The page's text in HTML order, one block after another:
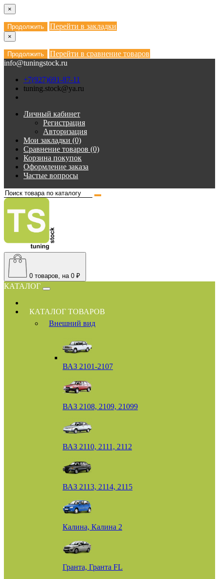
×
Продолжить Перейти в закладки
×
Продолжить
Перейти в сравнение товаров
info@tuningstock.ru
+7(927)691-87-11
tuning.stock@ya.ru
Личный кабинет
Регистрация
Авторизация
Мои закладки (0)
Сравнение товаров (0)
Корзина покупок
Оформление заказа
Частые вопросы
0 товаров, на 0 ₽
КАТАЛОГ
КАТАЛОГ ТОВАРОВ
Внешний вид
ВАЗ 2101-2107
ВАЗ 2108, 2109, 21099
ВАЗ 2110, 2111, 2112
ВАЗ 2113, 2114, 2115
Калина, Калина 2
Гранта, Гранта FL